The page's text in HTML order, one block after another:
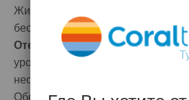
Жители города
беспорядков здесь просто не
Отели Прагипредоставляют
уровнем комфорта,
необходимыми
Обслуживающий